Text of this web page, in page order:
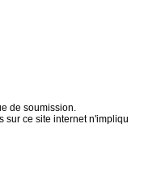
de soumission.
sur ce site internet n'impliqu